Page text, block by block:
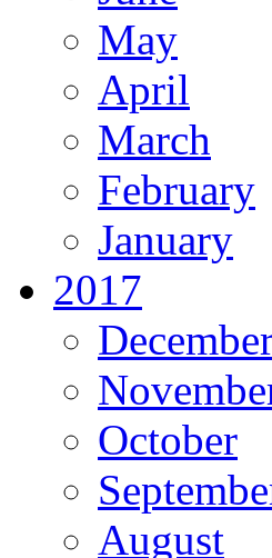
May
April
March
February
January
2017
October
August